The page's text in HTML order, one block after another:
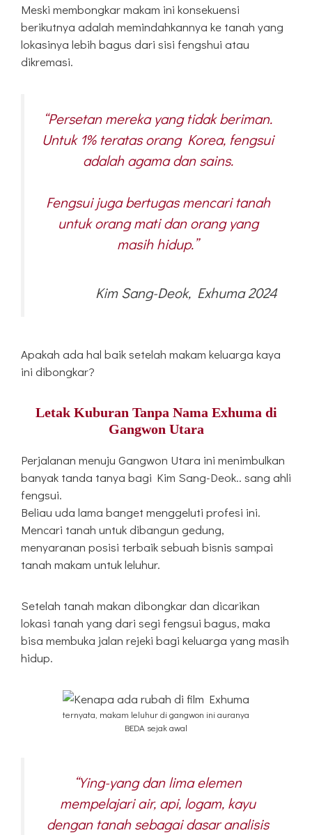
Meski membongkar makam ini konsekuensi
berikutnya adalah memindahkannya ke tanah yang
lokasinya lebih bagus dari sisi fengshui atau
dikremasi.
“Persetan mereka yang tidak beriman.
Untuk 1% teratas orang Korea, fengsui
adalah agama dan sains.
Fengsui juga bertugas mencari tanah
untuk orang mati dan orang yang
masih hidup.”
Kim Sang-Deok, Exhuma 2024
Apakah ada hal baik setelah makam keluarga kaya
ini dibongkar?
Letak Kuburan Tanpa Nama Exhuma di
Gangwon Utara
Perjalanan menuju Gangwon Utara ini menimbulkan
banyak tanda tanya bagi Kim Sang-Deok.. sang ahli
fengsui.
Beliau uda lama banget menggeluti profesi ini.
Mencari tanah untuk dibangun gedung,
menyaranan posisi terbaik sebuah bisnis sampai
tanah makam untuk leluhur.
Setelah tanah makan dibongkar dan dicarikan
lokasi tanah yang dari segi fengsui bagus, maka
bisa membuka jalan rejeki bagi keluarga yang masih
hidup.
ternyata, makam leluhur di gangwon ini auranya
BEDA sejak awal
“Ying-yang dan lima elemen
mempelajari air, api, logam, kayu
dengan tanah sebagai dasar analisis